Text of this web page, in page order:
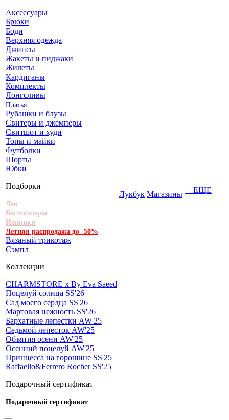
Аксессуары
Брюки
Боди
Верхняя одежда
Джинсы
Жакеты и пиджаки
Жилеты
Кардиганы
Комплекты
Лонгсливы
Платья
Рубашки и блузы
Свитеры и джемперы
Свитшот и худи
Топы и майки
Футболки
Шорты
Юбки
Подборки
Лён
Бестселлеры
Новинки
Летняя распродажа до -50%
Вязаный трикотаж
Сэмпл
Коллекции
CHARMSTORE х By Eva Saeed
Поцелуй солнца SS'26
Сад моего сердца SS'26
Мартовая нежность SS'26
Бархатные лепестки AW'25
Седьмой лепесток AW'25
Объятия осени AW'25
Осенний поцелуй AW'25
Принцесса на горошине SS'25
Raffaello&Ferrero Rocher SS'25
Подарочный сертификат
Подарочный сертификат
Лукбук Магазины + ЕЩЕ